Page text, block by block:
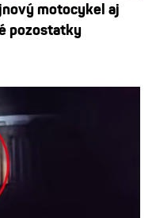
motocykel aj
pozostatky